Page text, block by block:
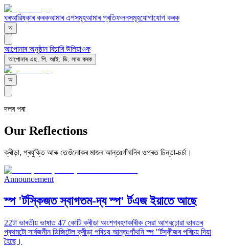
ঘৰআৱিষ্কাৰ কৰকআমাৰ এপসমূহআমাৰ প্ৰতিফলনসমূহযোগাযোগ কৰক
অ
আপোনাৰ অনুষ্ঠান বিচাৰি উলিয়াওক
আপোনাৰ এছ. পি. আই. ডি. লাভ কৰক
অ
দলৰ পৰা
Our Reflections
ক্ৰীড়া, প্ৰযুক্তি আৰু তেওঁলোকৰ মাজৰ আন্তঃগাঁথনিৰ ওপৰত চিন্তা-চৰ্চা।
Announcement
স্প 'ৰ্টস্কিজত স্বাগতম-দ্য স্প' ৰ্টএজ ইয়াতে আছে
22টা ভাৰতীয় ভাষাত 47 কোটি ক্ৰীড়া অংশগ্ৰহণকাৰীক সেৱা আগবঢ়োৱা ভাৰতৰ
প্ৰথমটো সাৰ্বজনীন ডিজিটেল ক্ৰীড়া পৰিচয় আন্তঃগাঁথনি স্প "ৰ্টস্কীজৰ পৰিচয় দিয়া
হৈছে।